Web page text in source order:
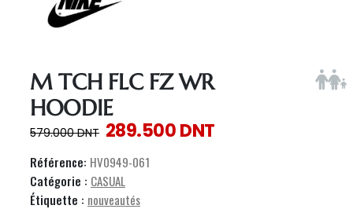
M TCH FLC FZ WR
HOODIE
579.000DNT 289.500DNT
Référence: HV0949-061
Catégorie : CASUAL
Étiquette : nouveautés